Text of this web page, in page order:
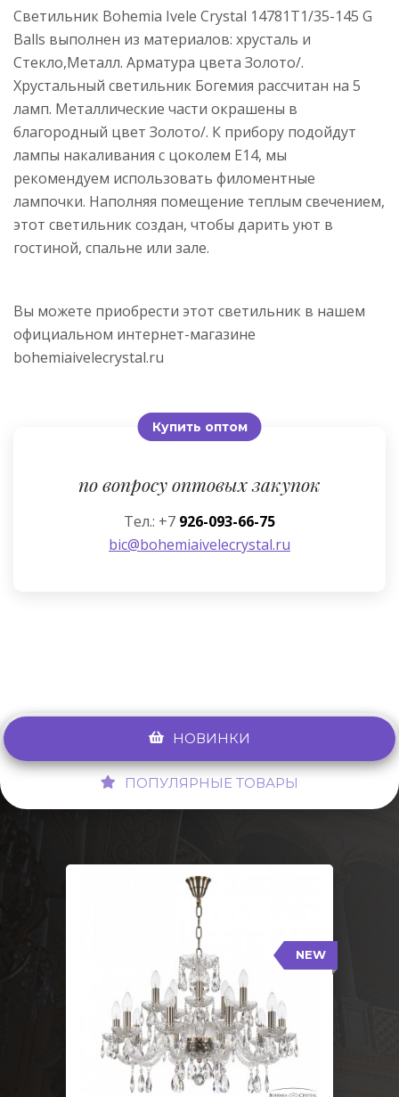
Светильник Bohemia Ivele Crystal 14781T1/35-145 G
Balls выполнен из материалов: хрусталь и
Стекло,Металл. Арматура цвета Золото/.
Хрустальный светильник Богемия рассчитан на 5
ламп. Металлические части окрашены в
благородный цвет Золото/. К прибору подойдут
лампы накаливания с цоколем E14, мы
рекомендуем использовать филоментные
лампочки. Наполняя помещение теплым свечением,
этот светильник создан, чтобы дарить уют в
гостиной, спальне или зале.
Вы можете приобрести этот светильник в нашем
официальном интернет-магазине
bohemiaivelecrystal.ru
Купить оптом
по вопросу оптовых закупок
Тел.: +7 926-093-66-75
bic@bohemiaivelecrystal.ru
НОВИНКИ
ПОПУЛЯРНЫЕ ТОВАРЫ
NEW
117/10+5/240 Pa
Тип: Стеклянный рожок
Цвет арматуры: Патина/
Кол-во ламп: 15
Диаметр: 70 см